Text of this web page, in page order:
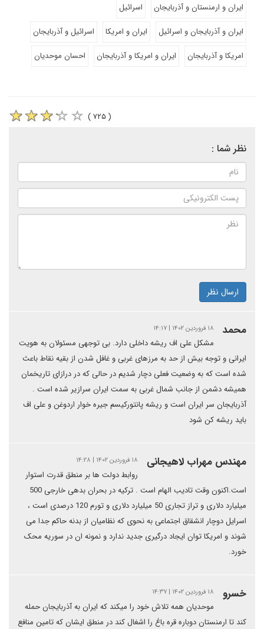
ایران و ارمنستان و آذربایجان
اسرائیل
ایران و آذربایجان و اسرائیل
ایران و امریکا
اسرائیل و آذربایجان
امریکا و آذربایجان
ایران و امریکا و آذربایجان احسان موحدیان
( ۷۲۵ )
نظر شما :
ارسال نظر
محمد ۱۸ فروردین ۱۴۰۲ | ۱۴:۱۷
مشکل علی اف ریشه داخلی دارد. بی توجهی مسئولان به هویت
ایرانی و توجه بیش از حد به مرزهای غربی و غافل شدن از بقیه نقاط باعث
شده است که به وضعیت فعلی دچار شدیم در حالی که در درازای تاریخمان
همیشه دشمن از جانب شمال غربی به سمت ایران سرازیر شده است .
آذربایجان سر ایران است و ریشه پانتورکیسم جیره خوار اردوغن و علی اف
باید ریشه کن شود
مهندس مهراب لاهیجانی ۱۸ فروردین ۱۴۰۲ | ۱۴:۲۸
روابط دولت ها بر منطق قدرت استوار
است.اکنون وقت تادیب الهام است . ترکیه در بحران بدهی خارجی 500
میلیارد دلاری و تراز تجاری 50 میلیارد دلاری و تورم 120 درصدی است ،
اسرایل دوچار انشقاق اجتماعی به نحوی که نظامیان از بدنه حاکم جدا می
شوند و امریکا توان ایجاد درگیری جدید ندارد و نمونه ان در سوریه محک
خورد.
خسرو ۱۸ فروردین ۱۴۰۲ | ۱۴:۳۷
موحدیان همه تلاش خود را میکند که ایران به آذربایجان حمله
کند تا ارمنستان دوباره قره باغ را اشغال کند در منطق ایشان که تامین منافع